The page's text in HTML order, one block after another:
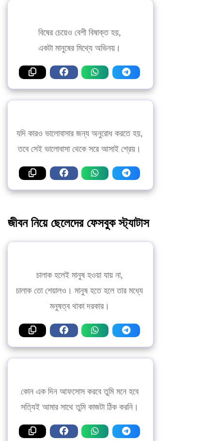
বিষের চেয়েও বেশী বিষাক্ত হয়,
একটা মানুষের মিথ্যে অভিনয়।
যদি কারও ভালোবাসার জন্য অনুরোধ করতে হয়,
তবে সেই ভালোবাসা থেকে সরে আসাই শ্রেয়।
জীবন নিয়ে ছেলেদের ফেসবুক স্ট্যাটাস
চালাক হলেই মানুষ হওয়া যায় না,
চালাক তো শেয়ালও। মানুষ হতে হলে তার মধ্যে
মনুষত্ব থাকা দরকার।
কোন এক দিন আফসোস করবে তুমি মনে হবে
সত্যিই আমার সাথে তুমি কাজটা ঠিক করনি।